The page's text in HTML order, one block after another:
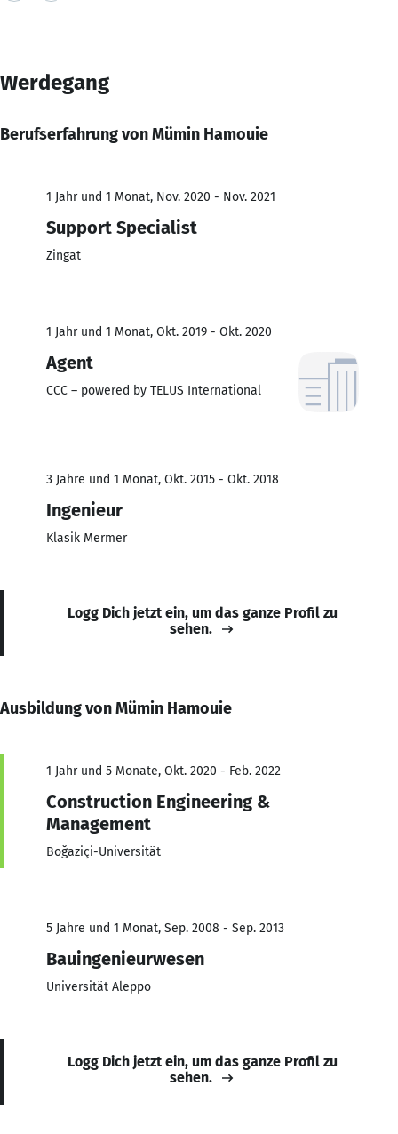
Werdegang
Berufserfahrung von Mümin Hamouie
1 Jahr und 1 Monat, Nov. 2020 - Nov. 2021
Support Specialist
Zingat
1 Jahr und 1 Monat, Okt. 2019 - Okt. 2020
Agent
CCC – powered by TELUS International
3 Jahre und 1 Monat, Okt. 2015 - Okt. 2018
Ingenieur
Klasik Mermer
Logg Dich jetzt ein, um das ganze Profil zu
sehen.
Ausbildung von Mümin Hamouie
1 Jahr und 5 Monate, Okt. 2020 - Feb. 2022
Construction Engineering &
Management
Boğaziçi-Universität
5 Jahre und 1 Monat, Sep. 2008 - Sep. 2013
Bauingenieurwesen
Universität Aleppo
Logg Dich jetzt ein, um das ganze Profil zu
sehen.